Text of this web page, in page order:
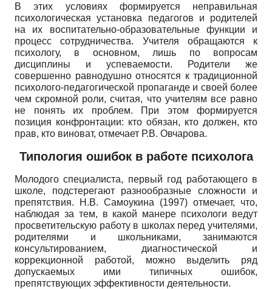
В этих условиях формируется неправильная
психологическая установка педагогов и родителей
на их воспитательно-образовательные функции и
процесс сотрудничества. Учителя обращаются к
психологу, в основном, лишь по вопросам
дисциплины и успеваемости. Родители же
совершенно равнодушно относятся к традиционной
психолого-педагогической пропаганде и своей более
чем скромной роли, считая, что учителям все равно
не понять их проблем. При этом формируется
позиция конфронтации: кто обязан, кто должен, кто
прав, кто виноват, отмечает Р.В. Овчарова.
Типология ошибок в работе психолога
Молодого специалиста, первый год работающего в
школе, подстерегают разнообразные сложности и
препятствия. Н.В. Самоукина (1997) отмечает, что,
наблюдая за тем, в какой манере психологи ведут
просветительскую работу в школах перед учителями,
родителями и школьниками, занимаются
консультированием, диагностической и
коррекционной работой, можно выделить ряд
допускаемых ими типичных ошибок,
препятствующих эффективности деятельности.